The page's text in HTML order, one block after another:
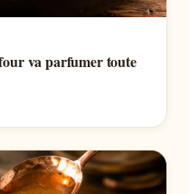
va parfumer toute